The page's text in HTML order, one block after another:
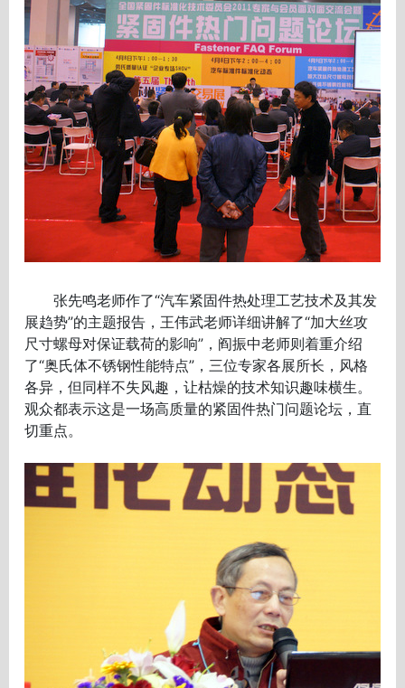
张先鸣老师作了“汽车紧固件热处理工艺技术及其发
展趋势”的主题报告，王伟武老师详细讲解了“加大丝攻
尺寸螺母对保证载荷的影响”，阎振中老师则着重介绍
了“奥氏体不锈钢性能特点”，三位专家各展所长，风格
各异，但同样不失风趣，让枯燥的技术知识趣味横生。
观众都表示这是一场高质量的紧固件热门问题论坛，直
切重点。